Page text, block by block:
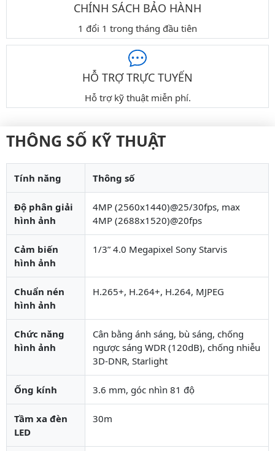
CHÍNH SÁCH BẢO HÀNH
1 đổi 1 trong tháng đầu tiên
HỖ TRỢ TRỰC TUYẾN
Hỗ trợ kỹ thuật miễn phí.
THÔNG SỐ KỸ THUẬT
Tính năng Thông số
Độ phân giải
hình ảnh
4MP (2560x1440)@25/30fps, max
4MP (2688x1520)@20fps
Cảm biến
hình ảnh
1/3” 4.0 Megapixel Sony Starvis
Chuẩn nén
hình ảnh
H.265+, H.264+, H.264, MJPEG
Chức năng
hình ảnh
Cân bằng ánh sáng, bù sáng, chống
ngược sáng WDR (120dB), chống nhiễu
3D-DNR, Starlight
Ống kính 3.6 mm, góc nhìn 81 độ
Tầm xa đèn
LED
30m